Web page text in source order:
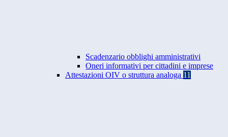
Scadenzario obblighi amministrativi
Oneri informativi per cittadini e imprese
Attestazioni OIV o struttura analoga 11